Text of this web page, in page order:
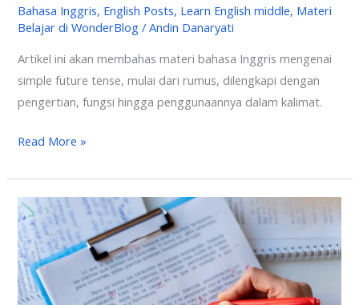
Bahasa Inggris, English Posts, Learn English middle, Materi
Belajar di WonderBlog /Andin Danaryati
Artikel ini akan membahas materi bahasa Inggris mengenai
simple future tense, mulai dari rumus, dilengkapi dengan
pengertian, fungsi hingga penggunaannya dalam kalimat.
Read More »
Serba
Serbi
Ujian
IELTS,
Dari